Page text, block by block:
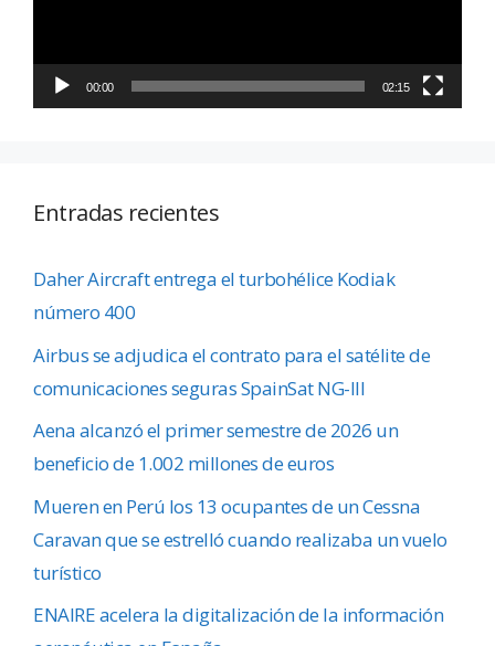
00:00 02:15
Entradas recientes
Daher Aircraft entrega el turbohélice Kodiak
número 400
Airbus se adjudica el contrato para el satélite de
comunicaciones seguras SpainSat NG-III
Aena alcanzó el primer semestre de 2026 un
beneficio de 1.002 millones de euros
Mueren en Perú los 13 ocupantes de un Cessna
Caravan que se estrelló cuando realizaba un vuelo
turístico
ENAIRE acelera la digitalización de la información